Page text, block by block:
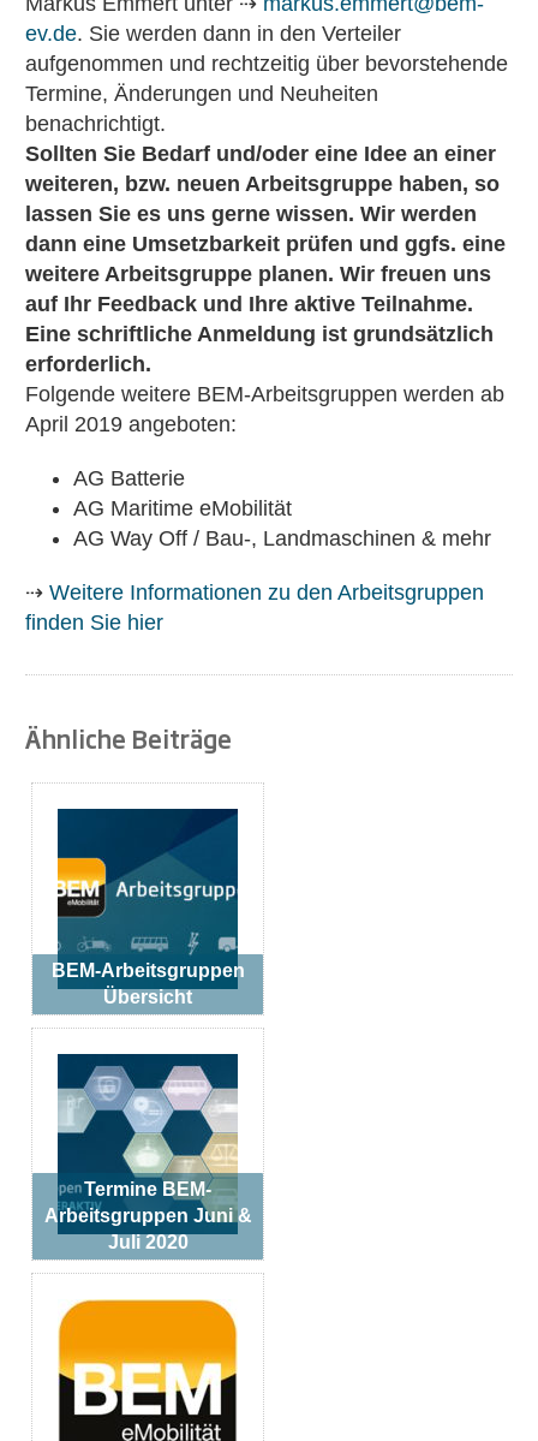
ev.de. Sie werden dann in den Verteiler
aufgenommen und rechtzeitig über bevorstehende
Termine, Änderungen und Neuheiten
benachrichtigt.
Sollten Sie Bedarf und/oder eine Idee an einer
weiteren, bzw. neuen Arbeitsgruppe haben, so
lassen Sie es uns gerne wissen. Wir werden
dann eine Umsetzbarkeit prüfen und ggfs. eine
weitere Arbeitsgruppe planen. Wir freuen uns
auf Ihr Feedback und Ihre aktive Teilnahme.
Eine schriftliche Anmeldung ist grundsätzlich
erforderlich.
Folgende weitere BEM-Arbeitsgruppen werden ab
April 2019 angeboten:
AG Batterie
AG Maritime eMobilität
AG Way Off / Bau-, Landmaschinen & mehr
⇢ Weitere Informationen zu den Arbeitsgruppen
finden Sie hier
Ähnliche Beiträge
BEM-Arbeitsgruppen
Übersicht
Termine BEM-
Arbeitsgruppen Juni &
Juli 2020